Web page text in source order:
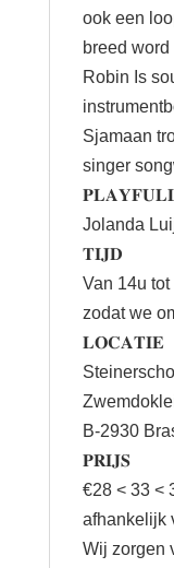
ook een
breed
Robin Is
Sjamaan
singer
Jolanda
𝐓𝐈𝐉𝐃
Van 14u
zodat we
𝐋𝐎𝐂𝐀𝐓𝐈𝐄
B-2930
𝐏𝐑𝐈𝐉𝐒
€28 < 33 <
afhankelijk
Wij zorgen